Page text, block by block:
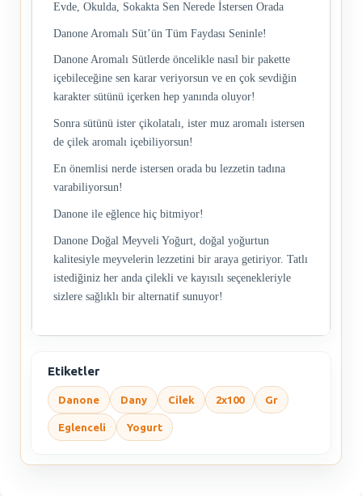
Evde, Okulda, Sokakta Sen Nerede İstersen Orada
Danone Aromalı Süt’ün Tüm Faydası Seninle!
Danone Aromalı Sütlerde öncelikle nasıl bir pakette
içebileceğine sen karar veriyorsun ve en çok sevdiğin
karakter sütünü içerken hep yanında oluyor!
Sonra sütünü ister çikolatalı, ister muz aromalı istersen
de çilek aromalı içebiliyorsun!
En önemlisi nerde istersen orada bu lezzetin tadına
varabiliyorsun!
Danone ile eğlence hiç bitmiyor!
Danone Doğal Meyveli Yoğurt, doğal yoğurtun
kalitesiyle meyvelerin lezzetini bir araya getiriyor. Tatlı
istediğiniz her anda çilekli ve kayısılı seçenekleriyle
sizlere sağlıklı bir alternatif sunuyor!
Etiketler
Danone Dany Cilek 2x100 Gr
Eglenceli Yogurt